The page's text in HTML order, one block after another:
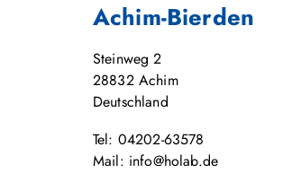
Achim-Bierden
Steinweg 2
28832 Achim
Deutschland
Tel: 04202-63578
Mail: info@holab.de